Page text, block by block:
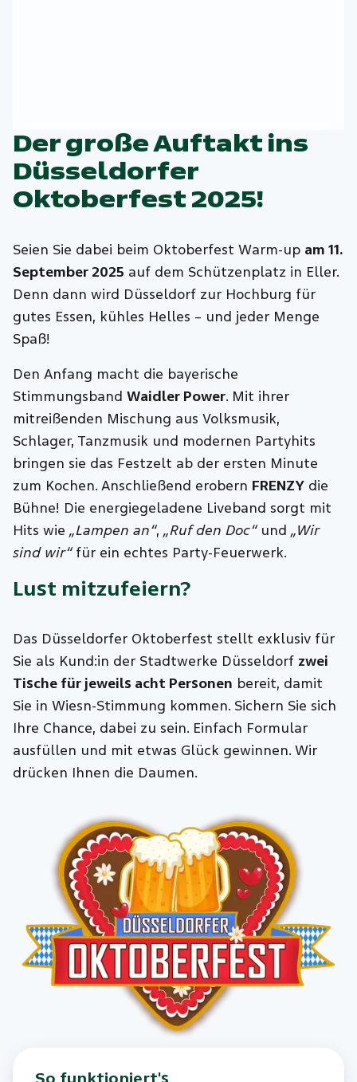
Der große Auftakt ins
Düsseldorfer
Oktoberfest 2025!
Seien Sie dabei beim Oktoberfest Warm-up am 11.
September 2025 auf dem Schützenplatz in Eller.
Denn dann wird Düsseldorf zur Hochburg für
gutes Essen, kühles Helles – und jeder Menge
Spaß!
Den Anfang macht die bayerische
StimmungsbandWaidler Power. Mit ihrer
mitreißenden Mischung aus Volksmusik,
Schlager, Tanzmusik und modernen Partyhits
bringen sie das Festzelt ab der ersten Minute
zum Kochen. Anschließend erobern FRENZY die
Bühne! Die energiegeladene Liveband sorgt mit
Hits wie„Lampen an“,„Ruf den Doc“und„Wir
sind wir“für ein echtes Party-Feuerwerk.
Lust mitzufeiern?
Das Düsseldorfer Oktoberfest stellt exklusiv für
Sie als Kund:in der Stadtwerke Düsseldorf zwei
Tische für jeweils acht Personen bereit, damit
Sie in Wiesn-Stimmung kommen. Sichern Sie sich
Ihre Chance, dabei zu sein. Einfach Formular
ausfüllen und mit etwas Glück gewinnen. Wir
drücken Ihnen die Daumen.